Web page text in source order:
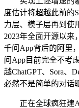
度估计将超越此前的
力层、模子层再到使
2023年全面开源以
千问App背后的阿里
问App目前完全不考
越ChatGPT、Sora、
必然不是简单的对话
正在全球疯狂建AI